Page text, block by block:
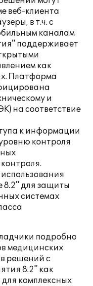
веб-клиента
в т.ч. с
каналам
поддерживает
как
Платформа
и
на соответствие
к информации
контроля
для защиты
системах
подробно
медицинских
решений с
8.2" как
комплексных